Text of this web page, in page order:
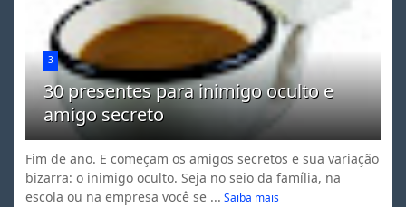
3
30 presentes para inimigo oculto e
amigo secreto
Fim de ano. E começam os amigos secretos e sua variação
bizarra: o inimigo oculto. Seja no seio da família, na
escola ou na empresa você se ... Saiba mais